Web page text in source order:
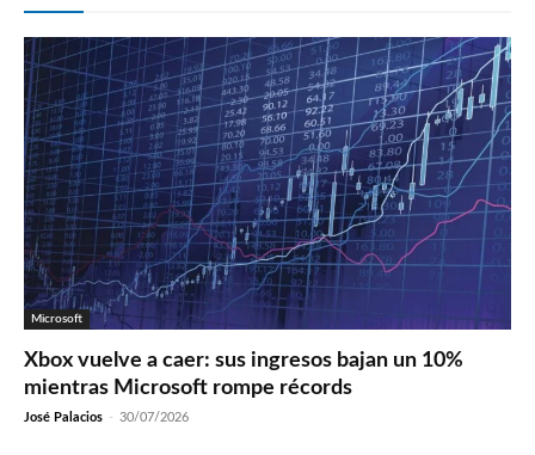
Microsoft
Xbox vuelve a caer: sus ingresos bajan un 10%
mientras Microsoft rompe récords
José Palacios - 30/07/2026